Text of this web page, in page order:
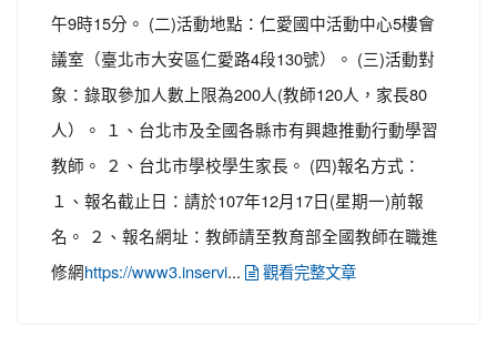
午9時15分。 (二)活動地點：仁愛國中活動中心5樓會
議室（臺北市大安區仁愛路4段130號）。 (三)活動對
象：錄取參加人數上限為200人(教師120人，家長80
人）。 １、台北市及全國各縣市有興趣推動行動學習
教師。 ２、台北市學校學生家長。 (四)報名方式：
１、報名截止日：請於107年12月17日(星期一)前報
名。 ２、報名網址：教師請至教育部全國教師在職進
修網 https://www3.inservi... 觀看完整文章